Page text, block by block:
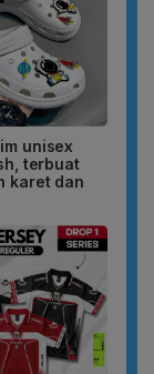
unisex
terbuat
karet dan